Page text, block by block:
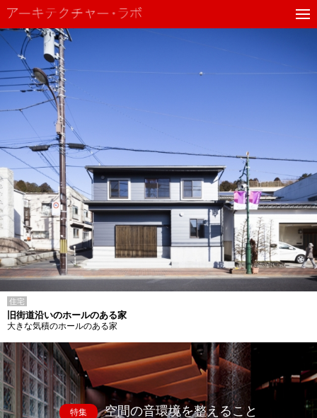
住宅
旧街道沿いのホールのある家
大きな気積のホールのある家
特集 空間の音環境を整えること